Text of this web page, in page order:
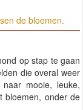
op stap te gaan
die overal weer
mooie, leuke,
bloemen, onder de